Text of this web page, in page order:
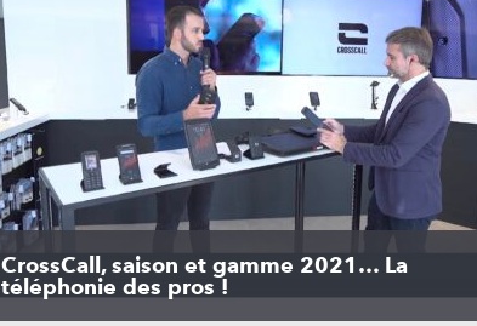
CrossCall, saison et gamme 2021… La
téléphonie des pros !